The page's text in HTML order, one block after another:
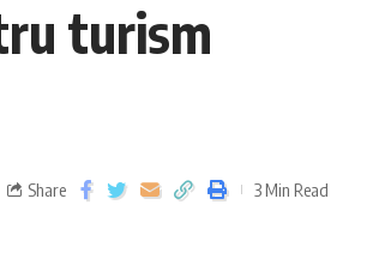
turism
Share 3 Min Read